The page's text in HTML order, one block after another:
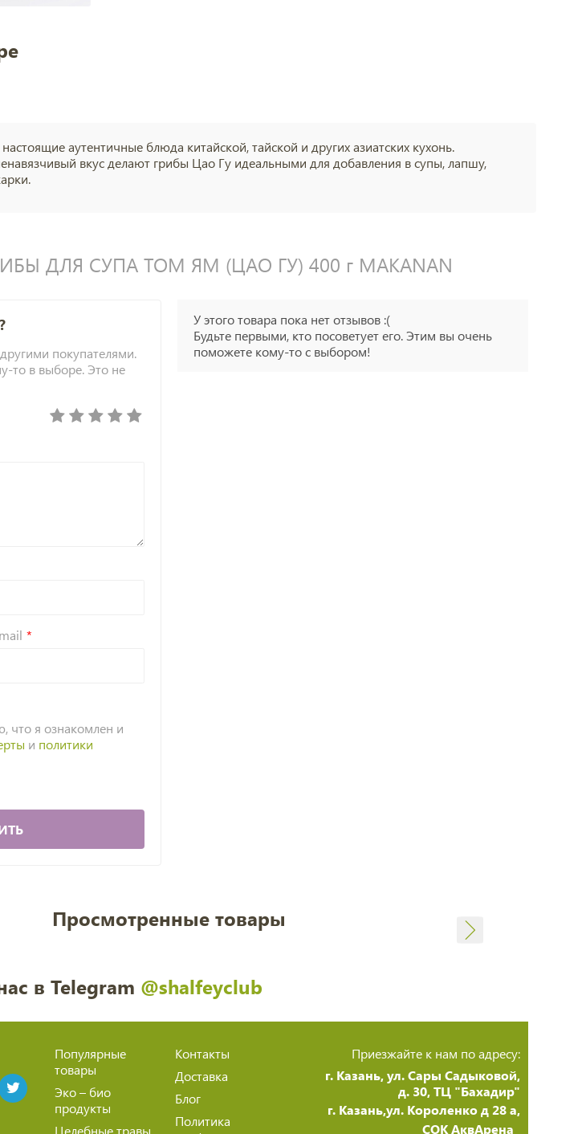
аутентичные блюда китайской, тайской и других азиатских кухонь.
вкус делают грибы Цао Гу идеальными для добавления в супы, лапшу,
ДЛЯ СУПА ТОМ ЯМ (ЦАО ГУ) 400 г MAKANAN
покупателями.
то в выборе. Это не
что я ознакомлен и
и политики
У этого товара пока нет отзывов :(
Будьте первыми, кто посоветует его. Этим вы очень
поможете кому-то с выбором!
Просмотренные товары
в Telegram @shalfeyclub
Популярные
товары
Эко – био
продукты
Целебные травы
Контакты
Доставка
Блог
Политика
Приезжайте к нам по адресу:
г. Казань, ул. Сары Садыковой,
д. 30, ТЦ "Бахадир"
г. Казань,ул. Короленко д 28 а,
СОК АквАрена